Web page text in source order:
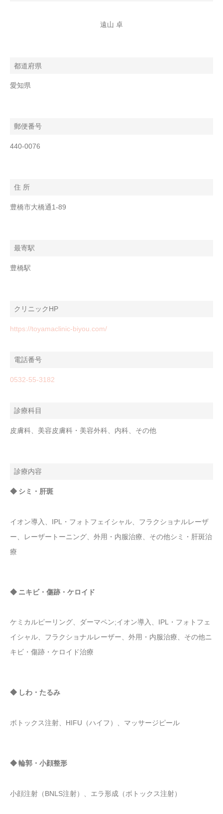
遠山 卓
都道府県
愛知県
郵便番号
440-0076
住 所
豊橋市大橋通1-89
最寄駅
豊橋駅
クリニックHP
https://toyamaclinic-biyou.com/
電話番号
0532-55-3182
診療科目
皮膚科、美容皮膚科・美容外科、内科、その他
診療内容
◆ シミ・肝斑
イオン導入、IPL・フォトフェイシャル、フラクショナルレーザ
ー、レーザートーニング、外用・内服治療、その他シミ・肝斑治
療
◆ ニキビ・傷跡・ケロイド
ケミカルピーリング、ダーマペン;イオン導入、IPL・フォトフェ
イシャル、フラクショナルレーザー、外用・内服治療、その他ニ
キビ・傷跡・ケロイド治療
◆ しわ・たるみ
ボトックス注射、HIFU（ハイフ）、マッサージピール
◆ 輪郭・小顔整形
小顔注射（BNLS注射）、エラ形成（ボトックス注射）